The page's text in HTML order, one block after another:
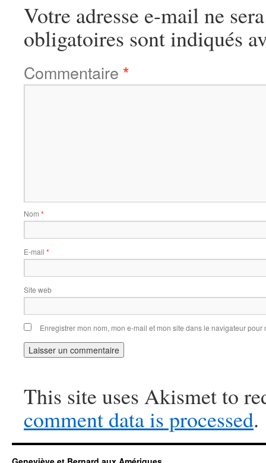
Votre adresse e-mail ne
obligatoires sont indiqués
Commentaire *
Nom *
E-mail *
Site web
Enregistrer mon nom, mon e-mail et mon site dans le navigateur
This site uses Akismet to
comment data is processed.